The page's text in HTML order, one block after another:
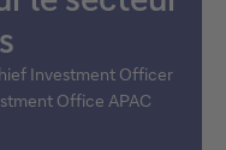
Investment Officer
Office APAC